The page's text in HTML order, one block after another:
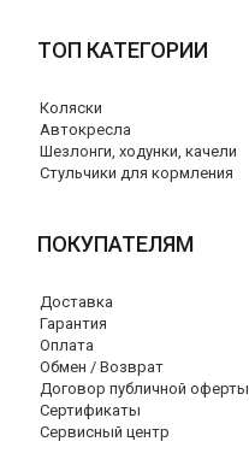
ТОП КАТЕГОРИИ
Коляски
Автокресла
Шезлонги, ходунки, качели
Стульчики для кормления
ПОКУПАТЕЛЯМ
Доставка
Гарантия
Оплата
Обмен / Возврат
Договор публичной оферты
Сертификаты
Сервисный центр